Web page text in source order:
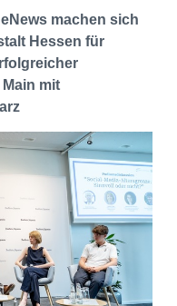
machen sich
Hessen für
mit